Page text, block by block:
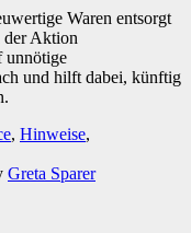
Waren entsorgt
der Aktion
unnötige
und hilft dabei, künftig
, Hinweise,
Greta Sparer